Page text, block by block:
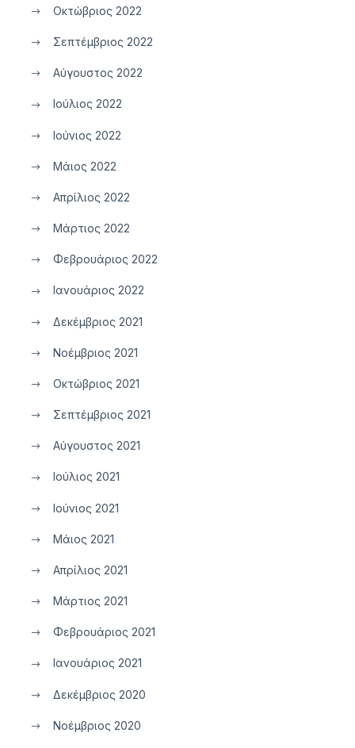
Οκτώβριος 2022
Σεπτέμβριος 2022
Αύγουστος 2022
Ιούλιος 2022
Ιούνιος 2022
Μάιος 2022
Απρίλιος 2022
Μάρτιος 2022
Φεβρουάριος 2022
Ιανουάριος 2022
Δεκέμβριος 2021
Νοέμβριος 2021
Οκτώβριος 2021
Σεπτέμβριος 2021
Αύγουστος 2021
Ιούλιος 2021
Ιούνιος 2021
Μάιος 2021
Απρίλιος 2021
Μάρτιος 2021
Φεβρουάριος 2021
Ιανουάριος 2021
Δεκέμβριος 2020
Νοέμβριος 2020